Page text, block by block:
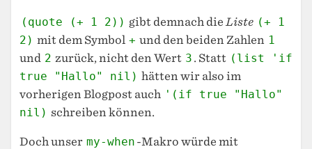
(quote (+ 1 2)) gibt demnach die Liste (+ 1
2) mit dem Symbol + und den beiden Zahlen 1
und 2 zurück, nicht den Wert 3 . Statt (list 'if
true "Hallo" nil) hätten wir also im
vorherigen Blogpost auch '(if true "Hallo"
nil) schreiben können.
Doch unser my-when -Makro würde mit